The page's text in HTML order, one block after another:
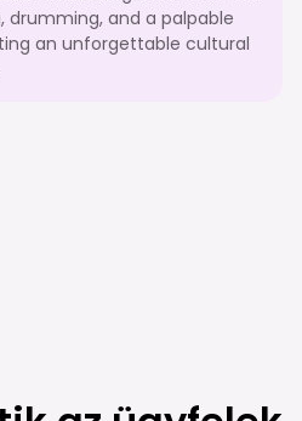
drumming, and a palpable
an unforgettable cultural